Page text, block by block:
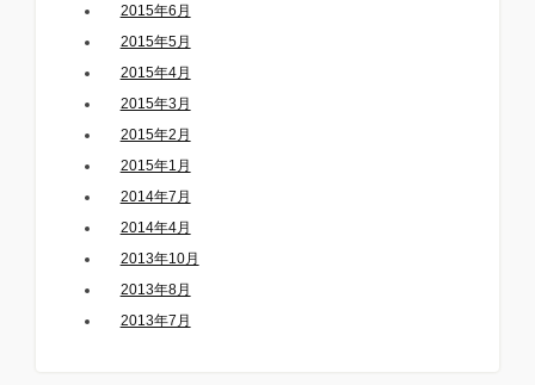
2015年6月
2015年5月
2015年4月
2015年3月
2015年2月
2015年1月
2014年7月
2014年4月
2013年10月
2013年8月
2013年7月